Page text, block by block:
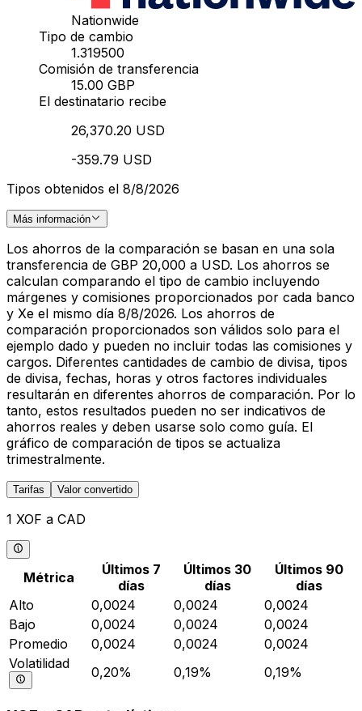
Nationwide
Tipo de cambio
1.319500
Comisión de transferencia
15.00 GBP
El destinatario recibe
26,370.20 USD
-359.79 USD
Tipos obtenidos el 8/8/2026
Más información
Los ahorros de la comparación se basan en una sola
transferencia de GBP 20,000 a USD. Los ahorros se
calculan comparando el tipo de cambio incluyendo
márgenes y comisiones proporcionados por cada banco
y Xe el mismo día 8/8/2026. Los ahorros de
comparación proporcionados son válidos solo para el
ejemplo dado y pueden no incluir todas las comisiones y
cargos. Diferentes cantidades de cambio de divisa, tipos
de divisa, fechas, horas y otros factores individuales
resultarán en diferentes ahorros de comparación. Por lo
tanto, estos resultados pueden no ser indicativos de
ahorros reales y deben usarse solo como guía. El
gráfico de comparación de tipos se actualiza
trimestralmente.
Tarifas Valor convertido
1 XOF a CAD
Métrica
Últimos 7
días
Últimos 30
días
Últimos 90
días
Alto
0,0024 0,0024
0,0024
Bajo
0,0024 0,0024
0,0024
Promedio
0,0024 0,0024
0,0024
Volatilidad
0,20% 0,19% 0,19%